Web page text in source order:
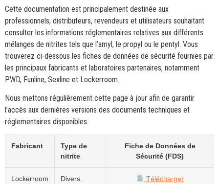
Cette documentation est principalement destinée aux
professionnels, distributeurs, revendeurs et utilisateurs souhaitant
consulter les informations réglementaires relatives aux différents
mélanges de nitrites tels que l’amyl, le propyl ou le pentyl. Vous
trouverez ci-dessous les fiches de données de sécurité fournies par
les principaux fabricants et laboratoires partenaires, notamment
PWD, Funline, Sexline et Lockerroom.
Nous mettons régulièrement cette page à jour afin de garantir
l’accès aux dernières versions des documents techniques et
réglementaires disponibles.
Fabricant
Type de
nitrite
Fiche de Données de
Sécurité (FDS)
Lockerroom
Divers
Télécharger